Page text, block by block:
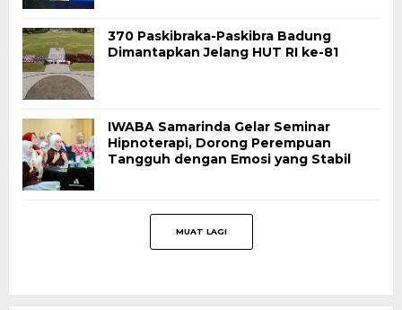
370 Paskibraka-Paskibra Badung
Dimantapkan Jelang HUT RI ke-81
IWABA Samarinda Gelar Seminar
Hipnoterapi, Dorong Perempuan
Tangguh dengan Emosi yang Stabil